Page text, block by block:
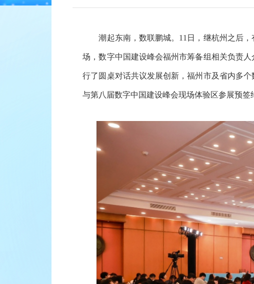
潮起东南，数联鹏城。11日，继杭州之后，
场，数字中国建设峰会福州市筹备组相关负责
行了圆桌对话共议发展创新，福州市及省内多
与第八届数字中国建设峰会现场体验区参展预签